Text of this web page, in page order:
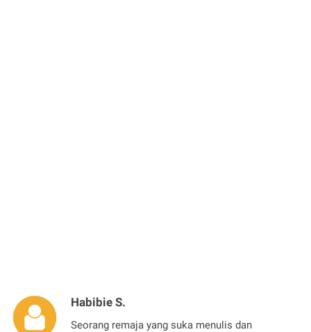
Habibie S.
Seorang remaja yang suka menulis dan